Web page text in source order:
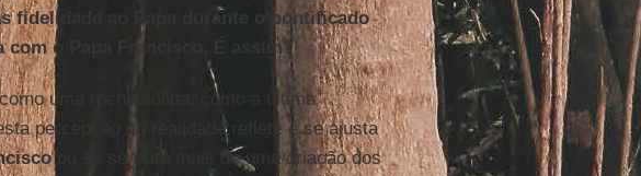
fidelidade ao Papa durante o pontificado
com o Papa Francisco. É assim?
uma rocha sólida, como a última
percepção da realidade reflete e se ajusta
ou se se trata mais de uma criação dos